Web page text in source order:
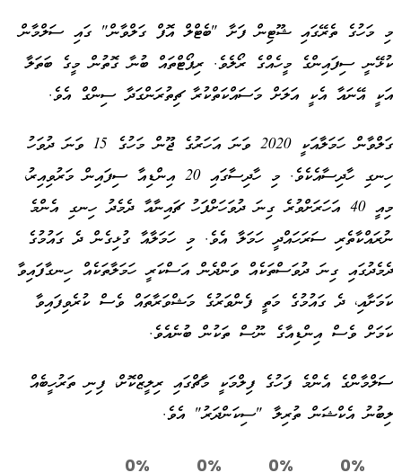
މި މަހުގެ ތެރޭގައި ޝޫޓިން ފަށާ "ބެޓްލް އޮފް ގަލްވާން" ގައި ސަލްމާން
ކުޅޭނީ ސިފައިންގެ މީހެއްގެ ރޯލެވެ. ރިޕޯޓްތައް ބުނާ ގޮތުން މީގެ ބަތަލާ
އަކީ އޭނައާ އެކީ އަލަށް މަސައްކަތްކުރާ ޗިތުރަންގަދާ ސިންގް އެވެ.
ގަލްވާން ހަމަލާއަކީ 2020 ވަނަ އަހަރުގެ ޖޫން މަހުގެ 15 ވަނަ ދުވަހު
ހިނގި ހާދިސާއެކެވެ. މި ހާދިސާގައި 20 އިންޑިއާ ސިފައިން މަރުވިއިރު،
މިއީ 40 އަހަރަށްވުރެ ގިނަ ދުވަހަށްފަހު ޗައިނާއާ ދެމެދު ހިނގި އެންމެ
ނުރައްކާތެރި ސަރަހައްދީ ހަމަލާ އެވެ. މި ހަމަލާއާ ގުޅިގެން ދެ ގައުމުގެ
ދެމެދުގައި ގިނަ ދުވަސްތަކެއް ވަންދެން އަސްކަރީ ހަމަލާތަކެއް ހިނގާފައިވާ
ކަމަށާއި، ދެ ގައުމުގެ މަތީ ފެންވަރުގެ މަޝްވަރާތައް ވެސް ކުރެވިފައިވާ
ކަމަށް ވެސް އިންޑިއާގެ ނޫސް ތަކުން ބުނެއެވެ.
ސަލްމާންގެ އެންމެ ފަހުގެ ފިލްމަކީ މާޗްގައި ރިލީޒްކޮށް، ފިނި ތަރުހީބެއް
ލިބުނު އެކްޝަން ތުރިލާ "ސިކަންދަރު" އެވެ.
0%
0%
0%
0%